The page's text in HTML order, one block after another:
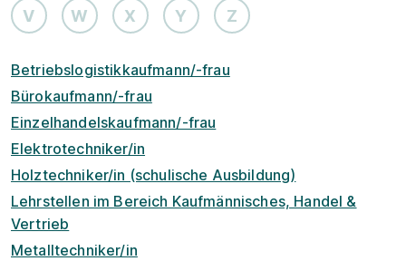
V W X Y Z
Betriebslogistikkaufmann/-frau
Bürokaufmann/-frau
Einzelhandelskaufmann/-frau
Elektrotechniker/in
Holztechniker/in (schulische Ausbildung)
Lehrstellen im Bereich Kaufmännisches, Handel &
Vertrieb
Metalltechniker/in